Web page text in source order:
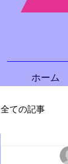
ホーム
全ての記事
資料館情報